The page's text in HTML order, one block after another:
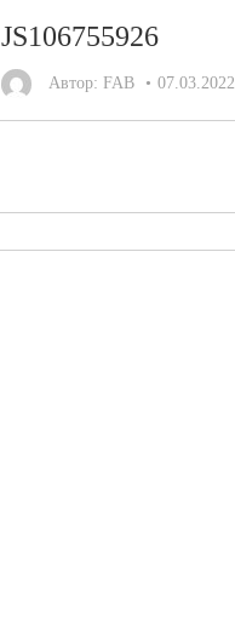
JS106755926
Автор: FAB 07.03.2022